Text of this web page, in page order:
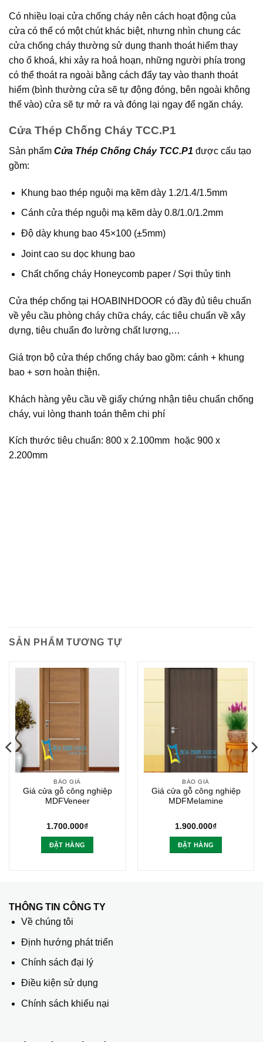
Có nhiều loại cửa chống cháy nên cách hoạt động của
cửa có thể có một chút khác biệt, nhưng nhìn chung các
cửa chống cháy thường sử dụng thanh thoát hiểm thay
cho ổ khoá, khi xảy ra hoả hoạn, những người phía trong
có thể thoát ra ngoài bằng cách đẩy tay vào thanh thoát
hiểm (bình thường cửa sẽ tự động đóng, bên ngoài không
thể vào) cửa sẽ tự mở ra và đóng lại ngay để ngăn cháy.
Cửa Thép Chống Cháy TCC.P1
Sản phẩm Cửa Thép Chống Cháy TCC.P1 được cấu tạo
gồm:
Khung bao thép nguội mạ kẽm dày 1.2/1.4/1.5mm
Cánh cửa thép nguội mạ kẽm dày 0.8/1.0/1.2mm
Độ dày khung bao 45×100 (±5mm)
Joint cao su dọc khung bao
Chất chống cháy Honeycomb paper / Sợi thủy tinh
Cửa thép chống tại HOABINHDOOR có đầy đủ tiêu chuẩn
về yêu cầu phòng cháy chữa cháy, các tiêu chuẩn về xây
dựng, tiêu chuẩn đo lường chất lượng,…
Giá trọn bộ cửa thép chống cháy bao gồm: cánh + khung
bao + sơn hoàn thiện.
Khách hàng yêu cầu về giấy chứng nhận tiêu chuẩn chống
cháy, vui lòng thanh toán thêm chi phí
Kích thước tiêu chuẩn: 800 x 2.100mm hoặc 900 x
2.200mm
SẢN PHẨM TƯƠNG TỰ
BÁO GIÁ
Giá cửa gỗ công nghiệp
MDFVeneer
1.700.000₫
ĐẶT HÀNG
BÁO GIÁ
Giá cửa gỗ công nghiệp
MDFMelamine
1.900.000₫
ĐẶT HÀNG
THÔNG TIN CÔNG TY
Về chúng tôi
Định hướng phát triển
Chính sách đại lý
Điều kiện sử dụng
Chính sách khiếu nại